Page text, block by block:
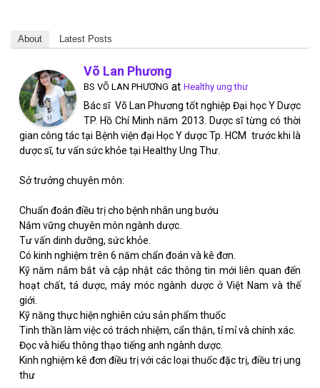
About Latest Posts
Võ Lan Phương
BS VÕ LAN PHƯƠNG at Healthy ung thư
Bác sĩ Võ Lan Phương tốt nghiệp Đại học Y Dược
TP. Hồ Chí Minh năm 2013. Dược sĩ từng có thời
gian công tác tại Bệnh viện đại Học Y dược Tp. HCM trước khi là
dược sĩ, tư vấn sức khỏe tại Healthy Ung Thư.
Sở trưởng chuyên môn:
Chuẩn đoán điều trị cho bệnh nhân ung bướu
Nắm vững chuyên môn ngành dược.
Tư vấn dinh dưỡng, sức khỏe.
Có kinh nghiệm trên 6 năm chẩn đoán và kê đơn.
Kỹ năm nắm bắt và cập nhật các thông tin mới liên quan đến
hoạt chất, tá dược, máy móc ngành dược ở Việt Nam và thế
giới.
Kỹ năng thực hiện nghiên cứu sản phẩm thuốc
Tinh thần làm việc có trách nhiệm, cẩn thận, tỉ mỉ và chính xác.
Đọc và hiểu thông thạo tiếng anh ngành dược.
Kinh nghiệm kê đơn điều trị với các loại thuốc đặc trị, điều trị ung
thư